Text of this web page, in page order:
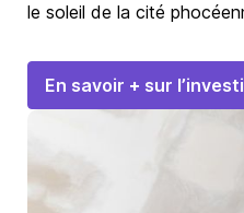
le soleil de la cité
En savoir + sur